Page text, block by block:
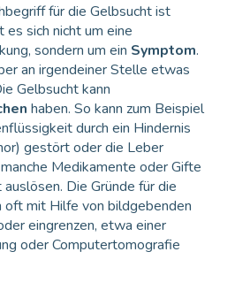
für die Gelbsucht ist
sich nicht um eine
sondern um ein Symptom.
an irgendeiner Stelle etwas
Gelbsucht kann
haben. So kann zum Beispiel
durch ein Hindernis
gestört oder die Leber
Medikamente oder Gifte
Die Gründe für die
oft mit Hilfe von bildgebenden
eingrenzen, etwa einer
oder Computertomografie